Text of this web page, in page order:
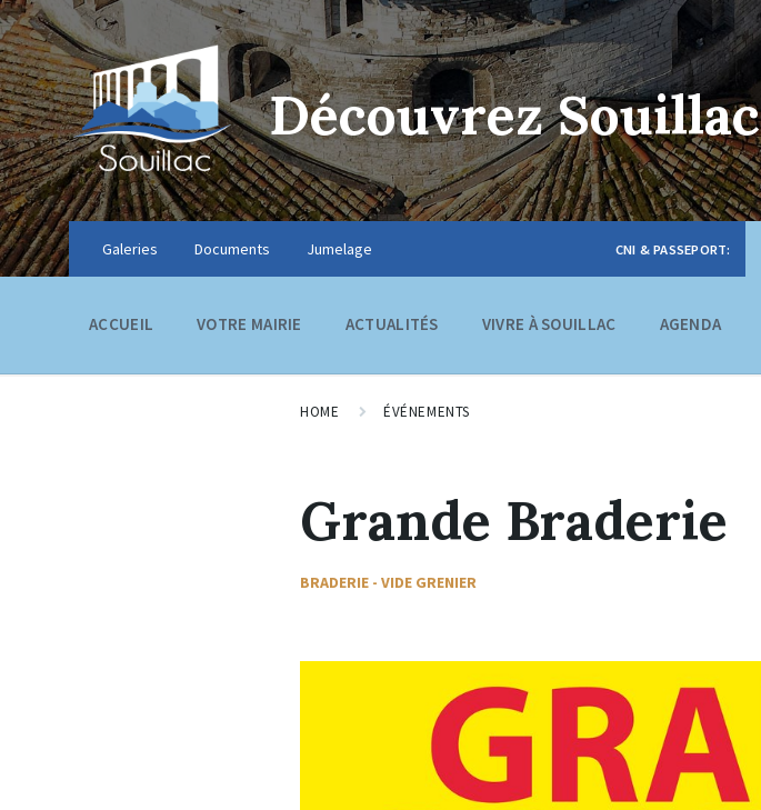
Découvrez Souillac
Galeries Documents Jumelage
ACCUEIL VOTRE MAIRIE ACTUALITÉS VIVRE À SOUILLAC AGENDA
HOME ÉVÉNEMENTS
Grande Braderie
BRADERIE - VIDE GRENIER